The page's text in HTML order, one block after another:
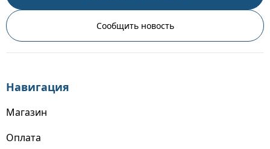
Сообщить новость
Навигация
Магазин
Оплата